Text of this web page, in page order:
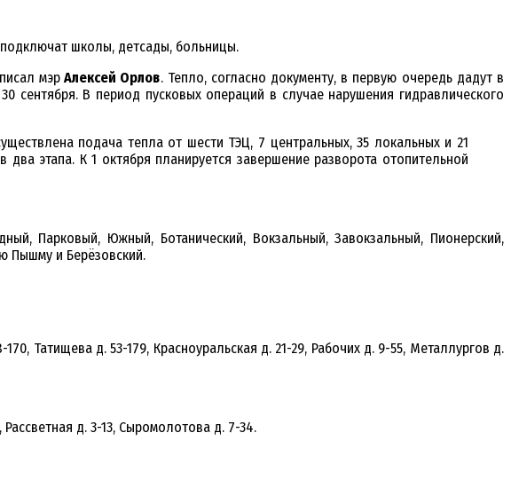
подключат школы, детсады, больницы.
мэр Алексей Орлов. Тепло, согласно документу, в первую очередь дадут в
В период пусковых операций в случае нарушения гидравлического
подача тепла от шести ТЭЦ, 7 центральных, 35 локальных и 21
этапа. К 1 октября планируется завершение разворота отопительной
Парковый, Южный, Ботанический, Вокзальный, Завокзальный, Пионерский,
Пышму и Берёзовский.
Татищева д. 53-179, Красноуральская д. 21-29, Рабочих д. 9-55, Металлургов д.
д. 3-13, Сыромолотова д. 7-34.